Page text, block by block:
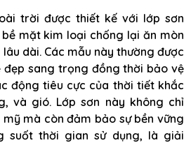
trời được thiết kế với lớp sơn
mặt kim loại chống lại ăn mòn
dài. Các mẫu này thường được
sang trọng đồng thời bảo vệ
động tiêu cực của thời tiết khắc
và gió. Lớp sơn này không chỉ
mà còn đảm bảo sự bền vững
suốt thời gian sử dụng, là giải